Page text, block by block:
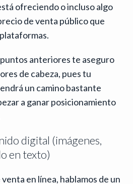
ofreciendo o incluso algo
de venta público que
anteriores te aseguro
de cabeza, pues tu
un camino bastante
a ganar posicionamiento
digital (imágenes,
en texto)
en línea, hablamos de un